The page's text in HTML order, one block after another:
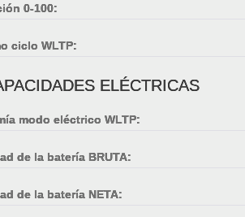
0-100:
ciclo WLTP:
ELÉCTRICAS
modo eléctrico WLTP:
de la batería BRUTA:
de la batería NETA: